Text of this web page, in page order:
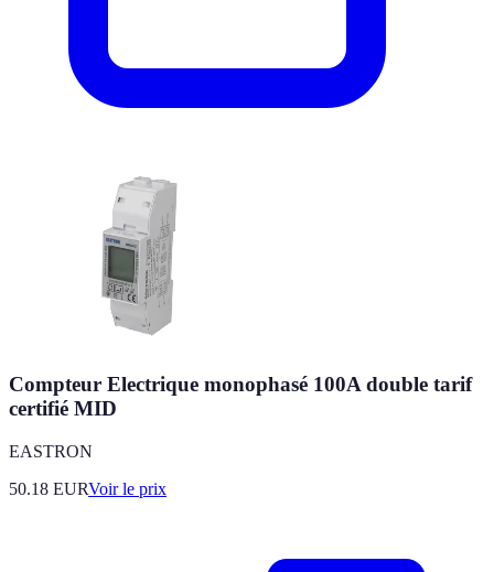
Compteur Electrique monophasé 100A double tarif
certifié MID
EASTRON
50.18 EURVoir le prix